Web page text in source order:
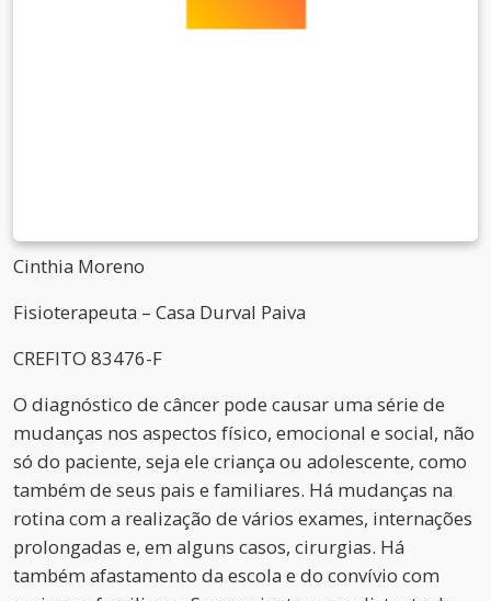
Cinthia Moreno
Fisioterapeuta – Casa Durval Paiva
CREFITO 83476-F
O diagnóstico de câncer pode causar uma série de
mudanças nos aspectos físico, emocional e social, não
só do paciente, seja ele criança ou adolescente, como
também de seus pais e familiares. Há mudanças na
rotina com a realização de vários exames, internações
prolongadas e, em alguns casos, cirurgias. Há
também afastamento da escola e do convívio com